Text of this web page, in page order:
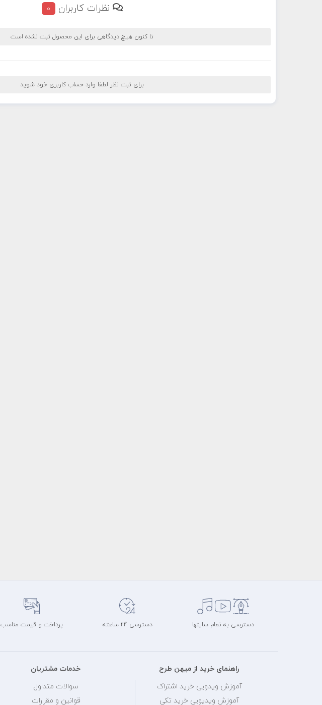
نظرات کاربران 0
تا کنون هیچ دیدگاهی برای این محصول ثبت نشده است
برای ثبت نظر لطفا وارد حساب کاربری خود شوید
دسترسی به تمام سایتها دسترسی 24 ساعته پرداخت و قیمت مناسب
راهنمای خرید از میهن طرح
آموزش ویدویی خرید اشتراک
آموزش ویدیویی خرید تکی
خدمات مشتریان
سوالات متداول
قوانین و مقررات